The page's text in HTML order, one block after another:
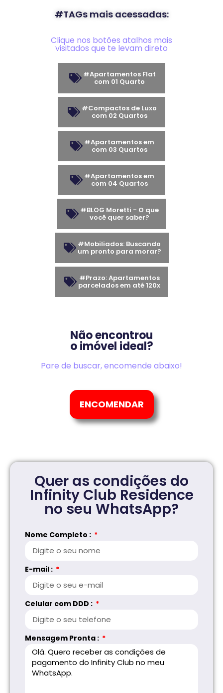
#TAGs mais acessadas:
Clique nos botões atalhos mais
visitados que te levam direto
#Apartamentos Flat
com 01 Quarto
#Compactos de Luxo
com 02 Quartos
#Apartamentos em
com 03 Quartos
#Apartamentos em
com 04 Quartos
#BLOG Moretti - O que
você quer saber?
#Mobiliados: Buscando
um pronto para morar?
#Prazo: Apartamentos
parcelados em até 120x
Não encontrou
o imóvel ideal?
Pare de buscar, encomende abaixo!
ENCOMENDAR
Quer as condições do
Infinity Club Residence
no seu WhatsApp?
Nome Completo :
E-mail :
Celular com DDD :
Mensagem Pronta :